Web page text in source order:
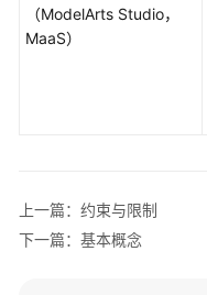
Bot
用
场
（ModelArts Studio，
MaaS）
上一篇：约束与限制
下一篇：基本概念